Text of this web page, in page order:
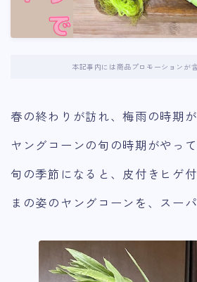
本記事内には商品プロモーションが
春の終わりが訪れ、梅雨の時期
ヤングコーンの旬の時期がやって
旬の季節になると、皮付きヒゲ
まの姿のヤングコーンを、スー